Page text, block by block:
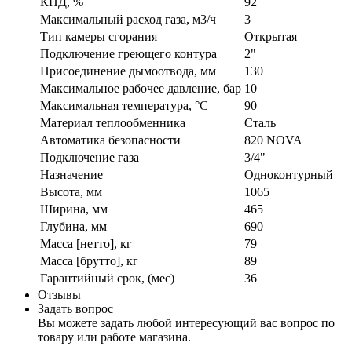
Максимальный расход газа, м3/ч
3
Тип камеры сгорания
Открытая
Подключение греющего контура
2"
Присоединение дымоотвода, мм
130
Максимальное рабочее давление, бар 10
Максимальная температура, °C
90
Материал теплообменника
Сталь
Автоматика безопасности
820 NOVA
Подключение газа
3/4"
Назначение
Одноконтурный
Высота, мм
1065
Ширина, мм
465
Глубина, мм
690
Масса [нетто], кг
79
Масса [брутто], кг
89
Гарантийный срок, (мес)
36
Отзывы
Задать вопрос
Вы можете задать любой интересующий вас вопрос по
товару или работе магазина.